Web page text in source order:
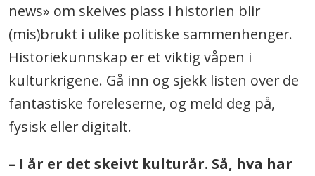
news» om skeives plass i historien blir
(mis)brukt i ulike politiske sammenhenger.
Historiekunnskap er et viktig våpen i
kulturkrigene. Gå inn og sjekk listen over de
fantastiske foreleserne, og meld deg på,
fysisk eller digitalt.
– I år er det skeivt kulturår. Så, hva har